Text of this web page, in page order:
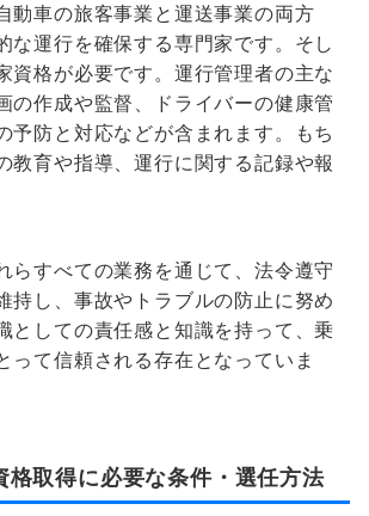
動車の旅客事業と運送事業の両方
な運行を確保する専門家です。そし
資格が必要です。運行管理者の主な
の作成や監督、ドライバーの健康管
予防と対応などが含まれます。もち
教育や指導、運行に関する記録や報
らすべての業務を通じて、法令遵守
持し、事故やトラブルの防止に努め
としての責任感と知識を持って、乗
って信頼される存在となっていま
格取得に必要な条件・選任方法